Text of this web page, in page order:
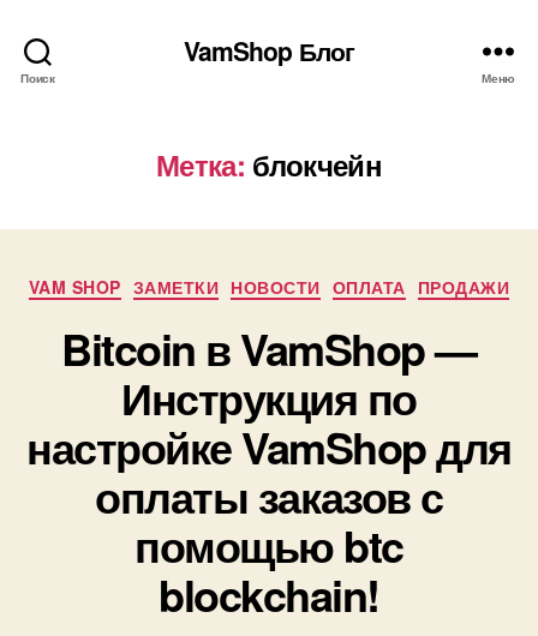
Поиск
VamShop Блог
Меню
Метка: блокчейн
Рубрики
VAM SHOP ЗАМЕТКИ НОВОСТИ ОПЛАТА ПРОДАЖИ
Bitcoin в VamShop —
Инструкция по
настройке VamShop для
оплаты заказов с
помощью btc
blockchain!